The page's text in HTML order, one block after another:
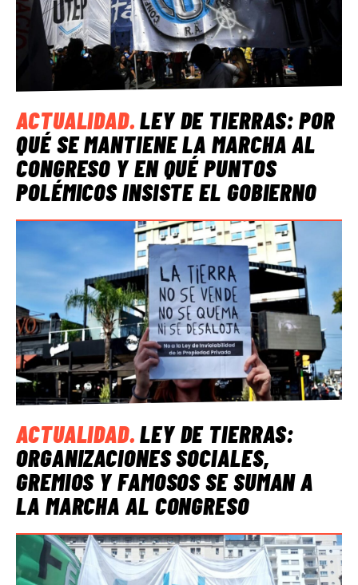
ACTUALIDAD.LEY DE TIERRAS: POR
QUÉ SE MANTIENE LA MARCHA AL
CONGRESO Y EN QUÉ PUNTOS
POLÉMICOS INSISTE EL GOBIERNO
ACTUALIDAD.LEY DE TIERRAS:
ORGANIZACIONES SOCIALES,
GREMIOS Y FAMOSOS SE SUMAN A
LA MARCHA AL CONGRESO